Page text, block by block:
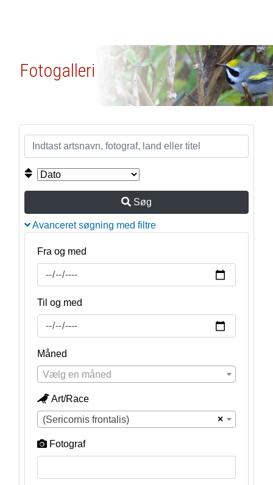
Fotogalleri
Søg
Avanceret søgning med filtre
Fra og med
Til og med
Måned
Vælg en måned
Art/Race
×
(Sericornis frontalis)
Fotograf